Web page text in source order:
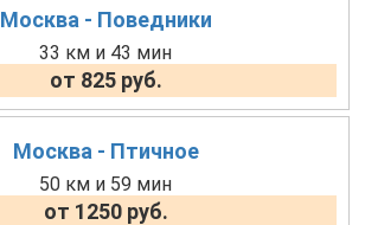
Москва - Поведники
33 км и 43 мин
от 825 руб.
Москва - Птичное
50 км и 59 мин
от 1250 руб.